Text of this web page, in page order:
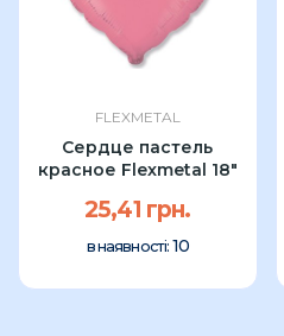
FLEXMETAL
Сердце пастель
красное Flexmetal 18″
25,41 грн.
в наявності: 10